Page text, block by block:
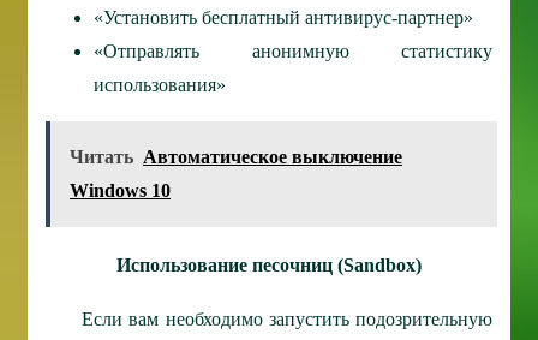
«Установить бесплатный антивирус-партнер»
«Отправлять анонимную статистику
использования»
Читать Автоматическое выключение
Windows 10
Использование песочниц (Sandbox)
Если вам необходимо запустить подозрительную